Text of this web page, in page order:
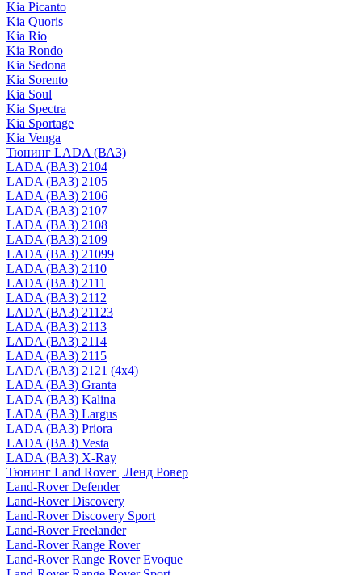
Kia Picanto
Kia Quoris
Kia Rio
Kia Rondo
Kia Sedona
Kia Sorento
Kia Soul
Kia Spectra
Kia Sportage
Kia Venga
Тюнинг LADA (ВАЗ)
LADA (ВАЗ) 2104
LADA (ВАЗ) 2105
LADA (ВАЗ) 2106
LADA (ВАЗ) 2107
LADA (ВАЗ) 2108
LADA (ВАЗ) 2109
LADA (ВАЗ) 21099
LADA (ВАЗ) 2110
LADA (ВАЗ) 2111
LADA (ВАЗ) 2112
LADA (ВАЗ) 21123
LADA (ВАЗ) 2113
LADA (ВАЗ) 2114
LADA (ВАЗ) 2115
LADA (ВАЗ) 2121 (4x4)
LADA (ВАЗ) Granta
LADA (ВАЗ) Kalina
LADA (ВАЗ) Largus
LADA (ВАЗ) Priora
LADA (ВАЗ) Vesta
LADA (ВАЗ) X-Ray
Тюнинг Land Rover | Ленд Ровер
Land-Rover Defender
Land-Rover Discovery
Land-Rover Discovery Sport
Land-Rover Freelander
Land-Rover Range Rover
Land-Rover Range Rover Evoque